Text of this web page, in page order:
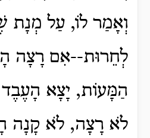
וְאָמַר לוֹ, עַל
לְחֵרוּת--אִם רָצָה
הַמָּעוֹת, יָצָא
לֹא רָצָה, לֹא קָנָה